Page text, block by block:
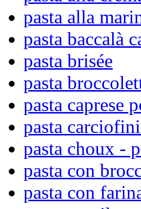
pasta alla
pasta baccalà
pasta brisée
pasta
pasta caprese
pasta
pasta choux -
pasta con
pasta con